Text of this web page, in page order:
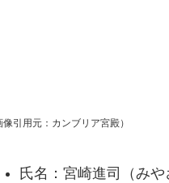
像引用元：カンブリア宮殿）
氏名：宮崎進司（み